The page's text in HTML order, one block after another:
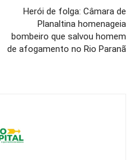
Herói de folga: Câmara de
Planaltina homenageia
bombeiro que salvou homem
de afogamento no Rio Paranã